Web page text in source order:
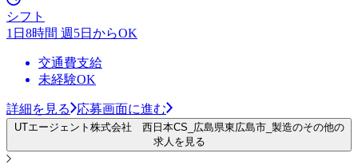
シフト
1日8時間 週5日からOK
交通費支給
未経験OK
詳細を見る 応募画面に進む
UTエージェント株式会社 西日本CS_広島県東広島市_製造のその他の
求人を見る